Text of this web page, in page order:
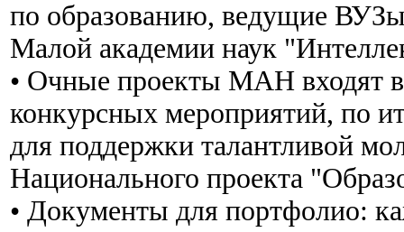
по образованию, ведущие
Малой академии наук
• Очные проекты МАН входят
конкурсных мероприятий, по
для поддержки талантливой
Национального проекта
• Документы для портфолио: